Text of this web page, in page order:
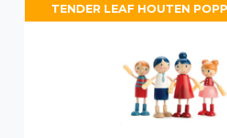
TENDER LEAF HOUTEN